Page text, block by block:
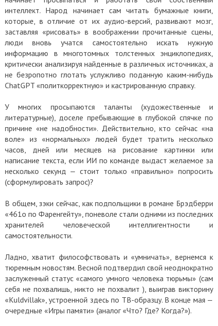
интеллект. Народ начинает сам читать бумажные книги,
которые, в отличие от их аудио-версий, развивают мозг,
заставляя «рисовать» в воображении прочитанные сцены,
люди вновь учатся самостоятельно искать нужную
информацию в многотомных толстенных энциклопедиях,
критически анализируя найденные в различных источниках, а
не безропотно глотать услужливо поданную каким-нибудь
ChatGPT «политкорректную» и кастрированную справку.
У многих просыпаются таланты (художественные и
литературные), доселе пребывающие в глубокой спячке по
причине «не надобности». Действительно, кто сейчас «на
воле» из «нормальных» людей будет тратить несколько
часов, дней или месяцев на рисование картинки или
написание текста, если ИИ по команде выдаст желаемое за
несколько секунд — стоит только «правильно» попросить
(сформулировать запрос)?
В общем, зэки сейчас, как подпольщики в романе Брэдберри
«461о по Фаренгейту», поневоле стали одними из последних
хранителей человеческой интеллигентности и
самостоятельности.
Ладно, хватит философствовать и «умничать», вернемся к
тюремным новостям. Весной подтвердил свой неоднократно
заслуженный статус «самого умного человека тюрьмы» (сам
себя не похвалишь, никто не похвалит ), выиграв викторину
«Kuldvillak», устроенной здесь по ТВ-образцу. В конце мая —
очередные «Игры памяти» (аналог «Что? Где? Когда?»).